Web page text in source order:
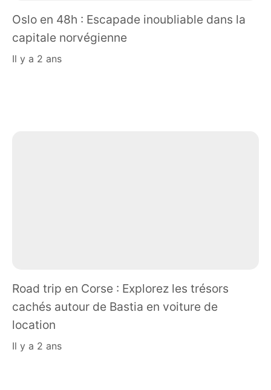
Oslo en 48h : Escapade inoubliable dans la
capitale norvégienne
il y a 2 ans
Road trip en Corse : Explorez les trésors
cachés autour de Bastia en voiture de
location
il y a 2 ans